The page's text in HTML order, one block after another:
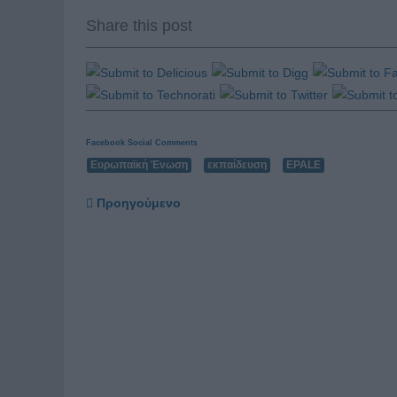
Share this post
Facebook Social Comments
Ευρωπαϊκή Ένωση εκπαίδευση EPALE
Προηγούμενο